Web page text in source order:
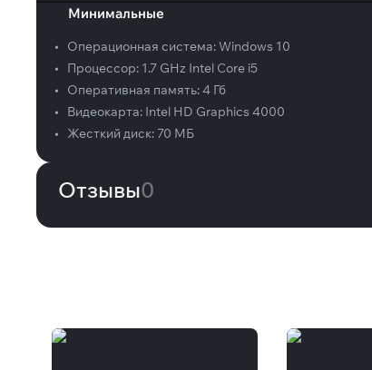
Минимальные
• Операционная система:Windows 10
•
Процессор: 1.7 GHz Intel Core i5
•
Оперативная память:4 Гб
•
Видеокарта: Intel HD Graphics 4000
•
Жесткий диск: 70 МБ
Отзывы0